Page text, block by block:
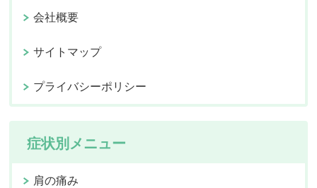
会社概要
サイトマップ
プライバシーポリシー
症状別メニュー
肩の痛み